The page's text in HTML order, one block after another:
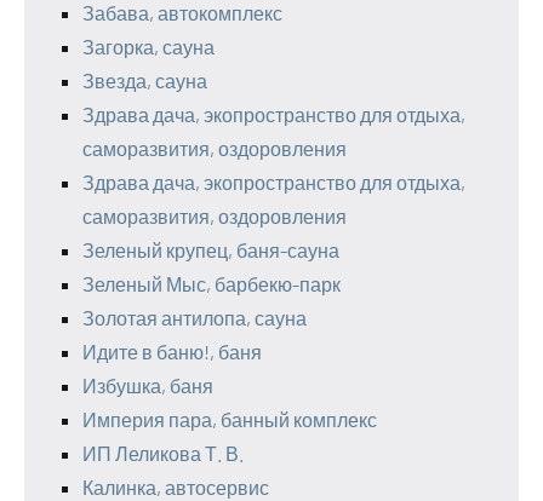
Забава, автокомплекс
Загорка, сауна
Звезда, сауна
Здрава дача, экопространство для отдыха,
саморазвития, оздоровления
Здрава дача, экопространство для отдыха,
саморазвития, оздоровления
Зеленый крупец, баня-сауна
Зеленый Мыс, барбекю-парк
Золотая антилопа, сауна
Идите в баню!, баня
Избушка, баня
Империя пара, банный комплекс
ИП Леликова Т. В.
Калинка, автосервис